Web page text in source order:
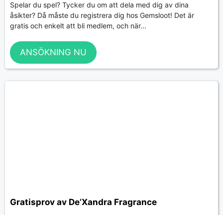
Spelar du spel? Tycker du om att dela med dig av dina
åsikter? Då måste du registrera dig hos Gemsloot! Det är
gratis och enkelt att bli medlem, och när...
ANSÖKNING NU
Gratisprov av De’Xandra Fragrance